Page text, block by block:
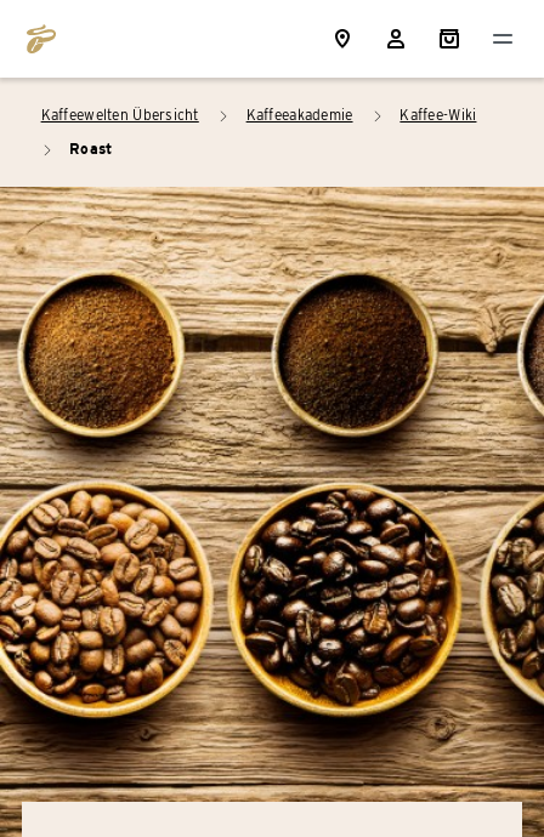
Kaffeewelten Übersicht arrow_right Kaffeeakademie arrow_right Kaffee-Wiki
arrow_right Roast